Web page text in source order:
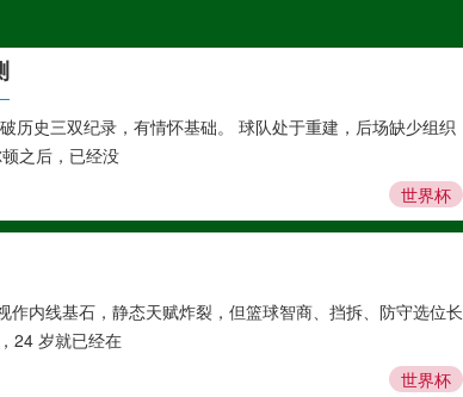
历史三双纪录，有情怀基础。 球队处于重建，后场缺少组织
之后，已经没
世界杯
内线基石，静态天赋炸裂，但篮球智商、挡拆、防守选位长
24 岁就已经在
世界杯